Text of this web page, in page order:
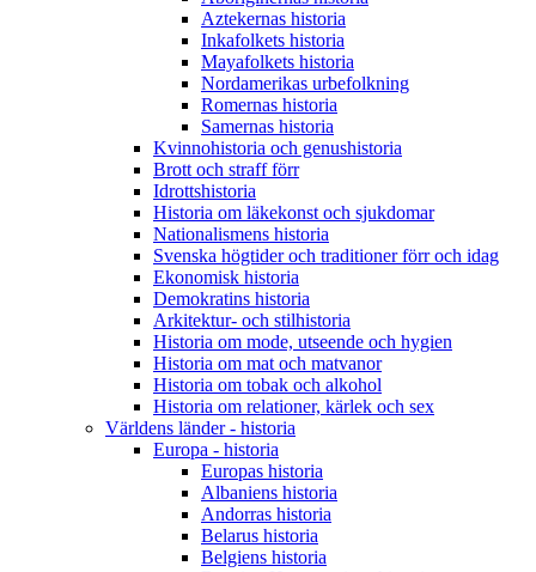
Aztekernas historia
Inkafolkets historia
Mayafolkets historia
Nordamerikas urbefolkning
Romernas historia
Samernas historia
Kvinnohistoria och genushistoria
Brott och straff förr
Idrottshistoria
Historia om läkekonst och sjukdomar
Nationalismens historia
Svenska högtider och traditioner förr och idag
Ekonomisk historia
Demokratins historia
Arkitektur- och stilhistoria
Historia om mode, utseende och hygien
Historia om mat och matvanor
Historia om tobak och alkohol
Historia om relationer, kärlek och sex
Världens länder - historia
Europa - historia
Europas historia
Albaniens historia
Andorras historia
Belarus historia
Belgiens historia